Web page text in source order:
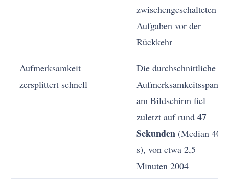
zwischengeschalteten
Aufgaben vor der
Rückkehr
Aufmerksamkeit
zersplittert schnell
Die durchschnittliche
Aufmerksamkeitsspanne
am Bildschirm fiel
zuletzt auf rund47
Sekunden (Median 40
s), von etwa 2,5
Minuten 2004